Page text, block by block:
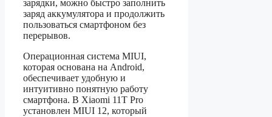
зарядки, можно быстро заполнить
заряд аккумулятора и продолжить
пользоваться смартфоном без
перерывов.
Операционная система MIUI,
которая основана на Android,
обеспечивает удобную и
интуитивно понятную работу
смартфона. В Xiaomi 11T Pro
установлен MIUI 12, который